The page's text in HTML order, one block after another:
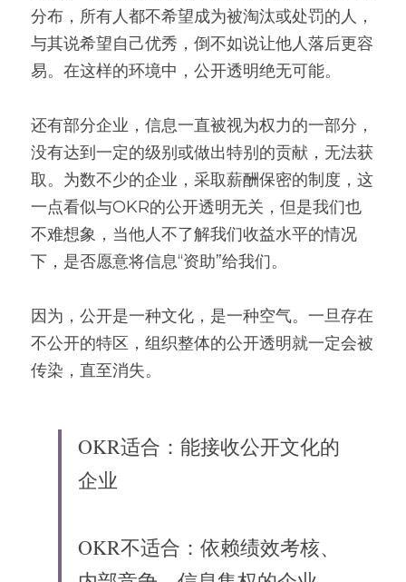
分布，所有人都不希望成为被淘汰或处罚的人，
与其说希望自己优秀，倒不如说让他人落后更容
易。在这样的环境中，公开透明绝无可能。
还有部分企业，信息一直被视为权力的一部分，
没有达到一定的级别或做出特别的贡献，无法获
取。为数不少的企业，采取薪酬保密的制度，这
一点看似与OKR的公开透明无关，但是我们也
不难想象，当他人不了解我们收益水平的情况
下，是否愿意将信息“资助”给我们。
因为，公开是一种文化，是一种空气。一旦存在
不公开的特区，组织整体的公开透明就一定会被
传染，直至消失。
OKR适合：能接收公开文化的
企业
OKR不适合：依赖绩效考核、